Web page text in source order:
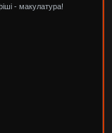
- макулатура!